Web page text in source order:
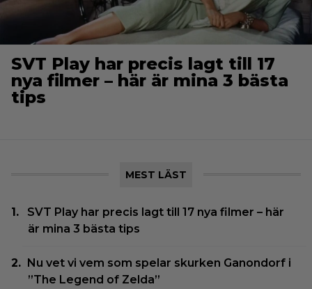
SVT Play har precis lagt till 17
nya filmer – här är mina 3 bästa
tips
MEST LÄST
SVT Play har precis lagt till 17 nya filmer – här
är mina 3 bästa tips
Nu vet vi vem som spelar skurken Ganondorf i
”The Legend of Zelda”